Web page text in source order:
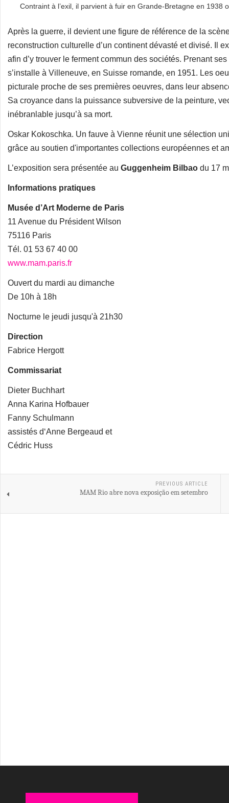
Contraint à l’exil, il parvient à fuir en Grande-Bretagne en 1938
Après la guerre, il devient une figure de référence de la
reconstruction culturelle d’un continent dévasté et divisé. Il
afin d’y trouver le ferment commun des sociétés. Prenant
s’installe à Villeneuve, en Suisse romande, en 1951. Les
picturale proche de ses premières oeuvres, dans leur
Sa croyance dans la puissance subversive de la peinture,
inébranlable jusqu’à sa mort.
Oskar Kokoschka. Un fauve à Vienne réunit une sélection
grâce au soutien d'importantes collections européennes et
L’exposition sera présentée au Guggenheim Bilbao du 17
Informations pratiques
Musée d’Art Moderne de Paris
11 Avenue du Président Wilson
75116 Paris
Tél. 01 53 67 40 00
www.mam.paris.fr
Ouvert du mardi au dimanche
De 10h à 18h
Nocturne le jeudi jusqu'à 21h30
Direction
Fabrice Hergott
Commissariat
Dieter Buchhart
Anna Karina Hofbauer
Fanny Schulmann
assistés d‘Anne Bergeaud et
Cédric Huss
PREVIOUS ARTICLE
MAM Rio abre nova exposição em setembro